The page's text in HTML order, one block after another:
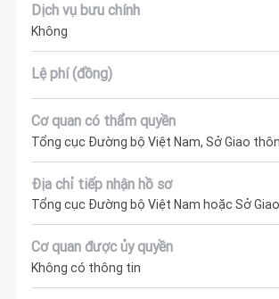
Dịch vụ bưu chính
Không
Lệ phí (đồng)
Cơ quan có thẩm quyền
Tổng cục Đường bộ Việt Nam, Sở Giao
Địa chỉ tiếp nhận hồ sơ
Tổng cục Đường bộ Việt Nam hoặc Sở
Cơ quan được ủy quyền
Không có thông tin